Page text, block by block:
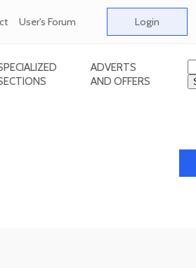
User's Forum Login
ADVERTS
AND OFFERS